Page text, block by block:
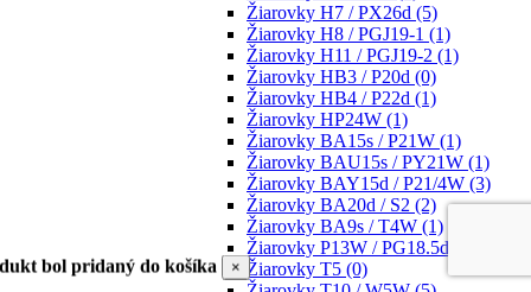
Žiarovky H7 / PX26d (5)
Žiarovky H8 / PGJ19-1 (1)
Žiarovky H11 / PGJ19-2 (1)
Žiarovky HB3 / P20d (0)
Žiarovky HB4 / P22d (1)
Žiarovky HP24W (1)
Žiarovky BA15s / P21W (1)
Žiarovky BAU15s / PY21W (1)
Žiarovky BAY15d / P21/4W (3)
Žiarovky BA20d / S2 (2)
Žiarovky BA9s / T4W (1)
Žiarovky P13W / PG18.5d-1
Žiarovky T5 (0)
bol pridaný do košíka ×